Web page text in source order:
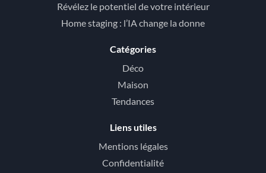
Révélez le potentiel de votre intérieur
Home staging : l’IA change la donne
Catégories
Déco
Maison
Tendances
Liens utiles
Mentions légales
Confidentialité